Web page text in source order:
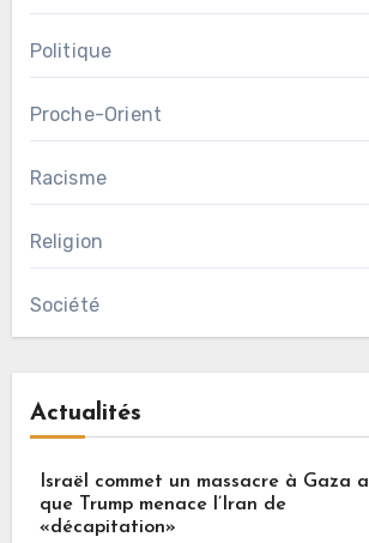
Politique
Proche-Orient
Racisme
Religion
Société
Actualités
Israël commet un massacre à Gaza
que Trump menace l’Iran de
«décapitation»